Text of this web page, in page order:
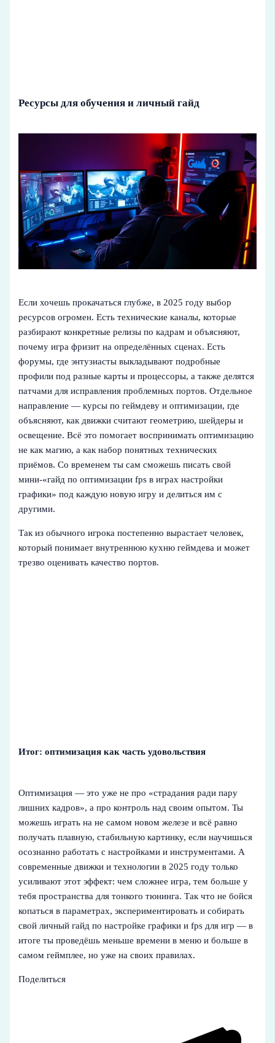
Ресурсы для обучения и личный гайд
Если хочешь прокачаться глубже, в 2025 году выбор
ресурсов огромен. Есть технические каналы, которые
разбирают конкретные релизы по кадрам и объясняют,
почему игра фризит на определённых сценах. Есть
форумы, где энтузиасты выкладывают подробные
профили под разные карты и процессоры, а также делятся
патчами для исправления проблемных портов. Отдельное
направление — курсы по геймдеву и оптимизации, где
объясняют, как движки считают геометрию, шейдеры и
освещение. Всё это помогает воспринимать оптимизацию
не как магию, а как набор понятных технических
приёмов. Со временем ты сам сможешь писать свой
мини-«гайд по оптимизации fps в играх настройки
графики» под каждую новую игру и делиться им с
другими.
Так из обычного игрока постепенно вырастает человек,
который понимает внутреннюю кухню геймдева и может
трезво оценивать качество портов.
Итог: оптимизация как часть удовольствия
Оптимизация — это уже не про «страдания ради пару
лишних кадров», а про контроль над своим опытом. Ты
можешь играть на не самом новом железе и всё равно
получать плавную, стабильную картинку, если научишься
осознанно работать с настройками и инструментами. А
современные движки и технологии в 2025 году только
усиливают этот эффект: чем сложнее игра, тем больше у
тебя пространства для тонкого тюнинга. Так что не бойся
копаться в параметрах, экспериментировать и собирать
свой личный гайд по настройке графики и fps для игр — в
итоге ты проведёшь меньше времени в меню и больше в
самом геймплее, но уже на своих правилах.
Поделиться